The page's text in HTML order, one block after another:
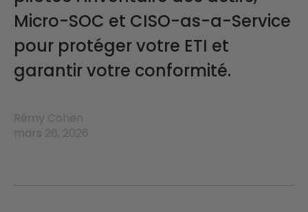
Micro-SOC et CISO-as-a-Service
pour protéger votre ETI et
garantir votre conformité.
Rémy Cohen
mars 26, 2026